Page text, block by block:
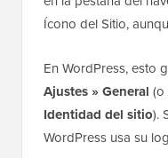
WordPress de la
navegador?
El pequeño logo que
en la pestaña del